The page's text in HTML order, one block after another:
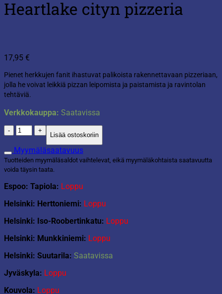
Heartlake cityn pizzeria
17,95 €
Pienet herkkujen fanit ihastuvat palikoista rakennettavaan pizzeriaan,
jolla he voivat leikkiä pizzan leipomista ja paistamista ja ravintolan
tehtäviä.
Verkkokauppa: Saatavissa
Lego
Friends
41705
Heartlake
cityn
pizzeria
määrä
Lisää ostoskoriin
Myymäläsaatavuus
Tuotteiden myymäläsaldot vaihtelevat, eikä myymäläkohtaista saatavuutta
voida täysin taata.
Espoo: Tapiola: Loppu
Helsinki: Herttoniemi: Loppu
Helsinki: Iso-Roobertinkatu: Loppu
Helsinki: Munkkiniemi: Loppu
Helsinki: Suutarila: Saatavissa
Jyväskyla: Loppu
Kouvola: Loppu